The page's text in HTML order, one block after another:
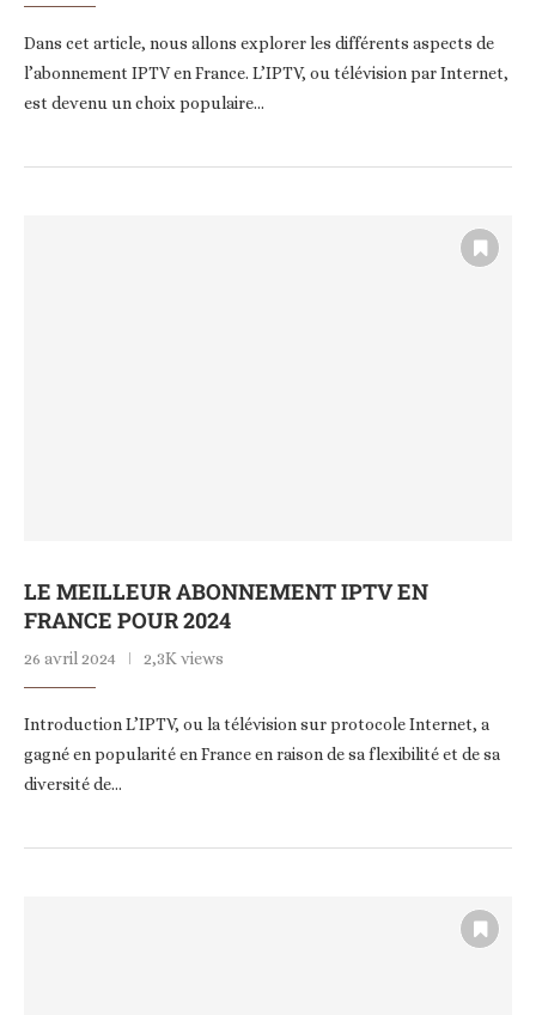
Dans cet article, nous allons explorer les différents aspects de
l’abonnement IPTV en France. L’IPTV, ou télévision par Internet,
est devenu un choix populaire…
LE MEILLEUR ABONNEMENT IPTV EN
FRANCE POUR 2024
26 avril 2024 2,3K views
Introduction L’IPTV, ou la télévision sur protocole Internet, a
gagné en popularité en France en raison de sa flexibilité et de sa
diversité de…